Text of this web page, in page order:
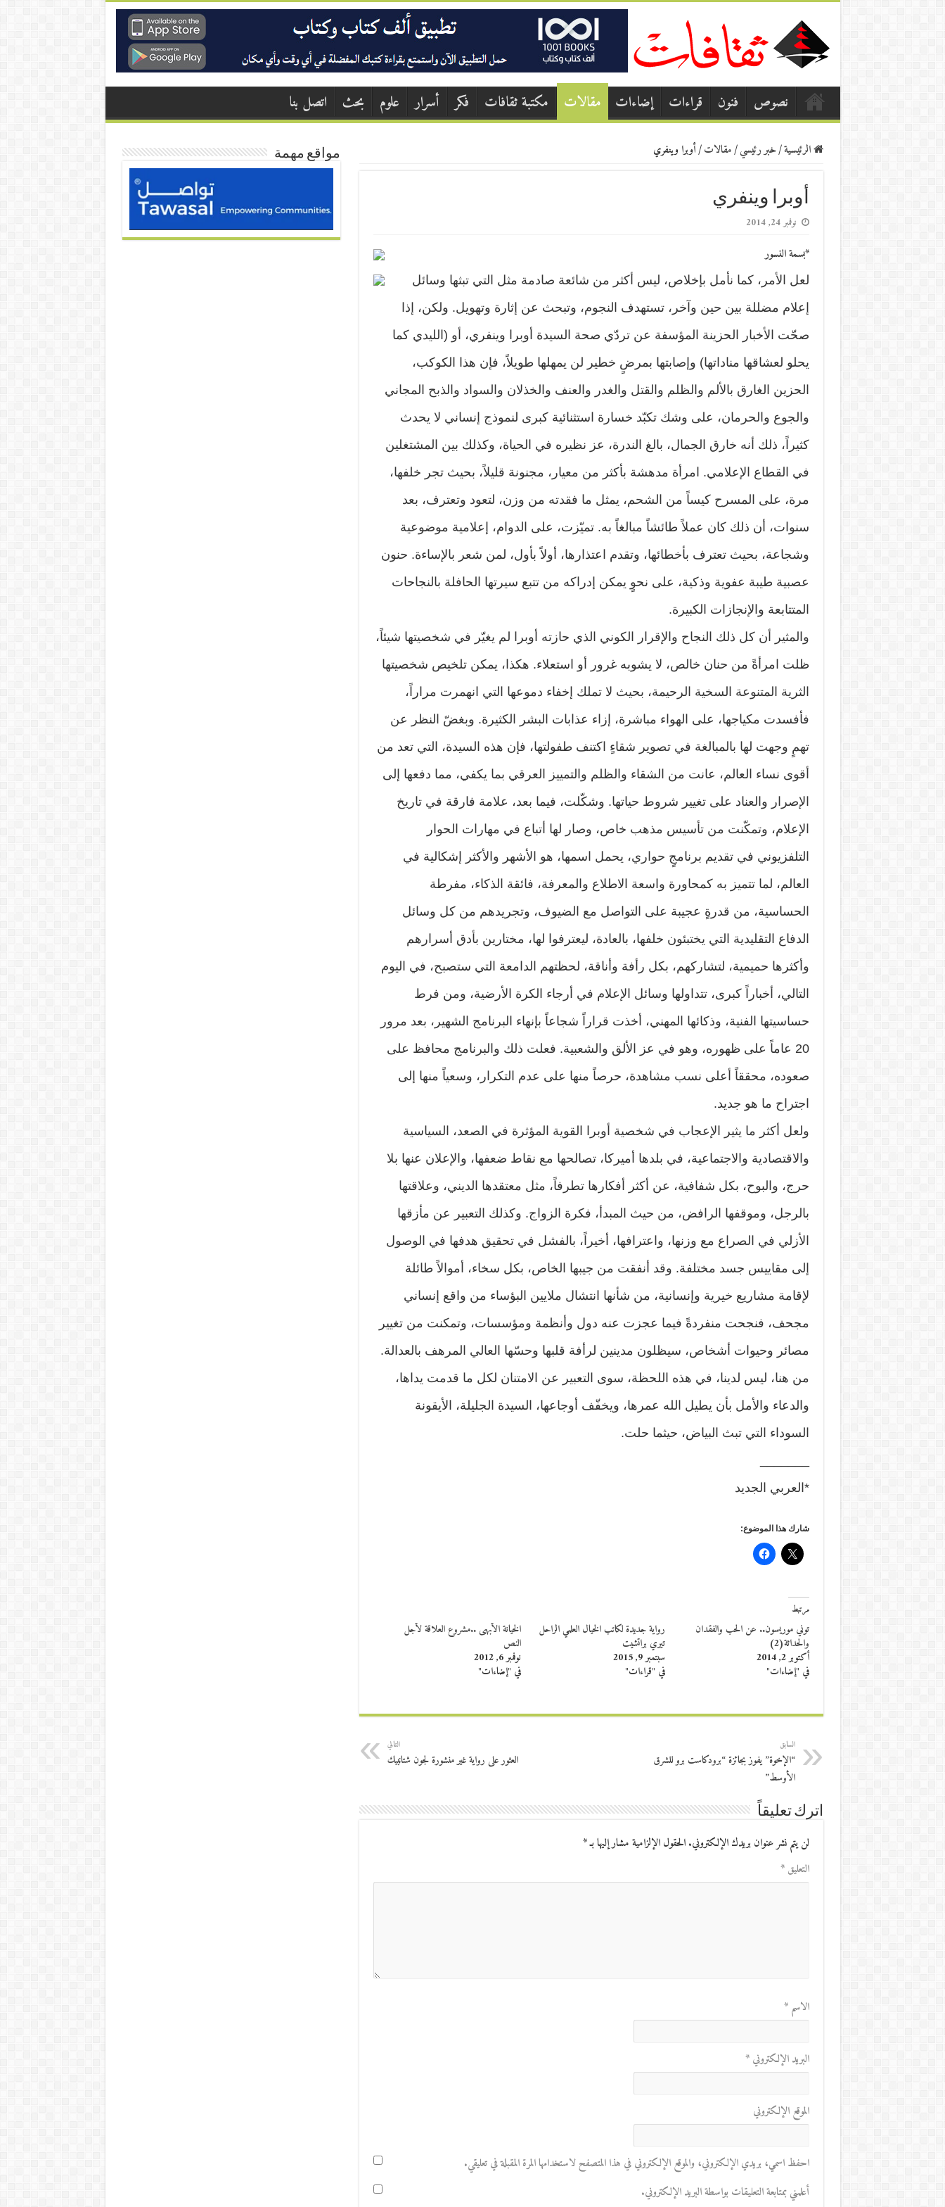
نصوص فنون قراءات إضاءات مقالات مكتبة ثقافات فكر أسرار علوم بحث اتصل بنا
الرئيسية/خبر رئيسي/مقالات/أوبرا وينفري
أوبرا وينفري
نوفمبر 24, 2014
*بسمة النسور
لعل الأمر، كما نأمل بإخلاص، ليس أكثر من شائعة صادمة مثل التي تبثها وسائل
إعلام مضللة بين حين وآخر، تستهدف النجوم، وتبحث عن إثارة وتهويل. ولكن، إذا
صحّت الأخبار الحزينة المؤسفة عن تردّي صحة السيدة أوبرا وينفري، أو (الليدي كما
يحلو لعشاقها مناداتها) وإصابتها بمرضٍ خطير لن يمهلها طويلاً، فإن هذا الكوكب،
الحزين الغارق بالألم والظلم والقتل والغدر والعنف والخذلان والسواد والذبح المجاني
والجوع والحرمان، على وشك تكبّد خسارة استثنائية كبرى لنموذج إنساني لا يحدث
كثيراً، ذلك أنه خارق الجمال، بالغ الندرة، عز نظيره في الحياة، وكذلك بين المشتغلين
في القطاع الإعلامي. امرأة مدهشة بأكثر من معيار، مجنونة قليلاً، بحيث تجر خلفها،
مرة، على المسرح كيساً من الشحم، يمثل ما فقدته من وزن، لتعود وتعترف، بعد
سنوات، أن ذلك كان عملاً طائشاً مبالغاً به. تميّزت، على الدوام، إعلامية موضوعية
وشجاعة، بحيث تعترف بأخطائها، وتقدم اعتذارها، أولاً بأول، لمن شعر بالإساءة. حنون
عصبية طيبة عفوية وذكية، على نحوٍ يمكن إدراكه من تتبع سيرتها الحافلة بالنجاحات
المتتابعة والإنجازات الكبيرة.
والمثير أن كل ذلك النجاح والإقرار الكوني الذي حازته أوبرا لم يغيّر في شخصيتها شيئاً،
ظلت امرأةً من حنان خالص، لا يشوبه غرور أو استعلاء. هكذا، يمكن تلخيص شخصيتها
الثرية المتنوعة السخية الرحيمة، بحيث لا تملك إخفاء دموعها التي انهمرت مراراً،
فأفسدت مكياجها، على الهواء مباشرة، إزاء عذابات البشر الكثيرة. وبغضّ النظر عن
تهمٍ وجهت لها بالمبالغة في تصوير شقاءٍ اكتنف طفولتها، فإن هذه السيدة، التي تعد من
أقوى نساء العالم، عانت من الشقاء والظلم والتمييز العرقي بما يكفي، مما دفعها إلى
الإصرار والعناد على تغيير شروط حياتها. وشكّلت، فيما بعد، علامة فارقة في تاريخ
الإعلام، وتمكّنت من تأسيس مذهب خاص، وصار لها أتباع في مهارات الحوار
التلفزيوني في تقديم برنامجٍ حواري، يحمل اسمها، هو الأشهر والأكثر إشكالية في
العالم، لما تتميز به كمحاورة واسعة الاطلاع والمعرفة، فائقة الذكاء، مفرطة
الحساسية، من قدرةٍ عجيبة على التواصل مع الضيوف، وتجريدهم من كل وسائل
الدفاع التقليدية التي يختبئون خلفها، بالعادة، ليعترفوا لها، مختارين بأدق أسرارهم
وأكثرها حميمية، لتشاركهم، بكل رأفة وأناقة، لحظتهم الدامعة التي ستصبح، في اليوم
التالي، أخباراً كبرى، تتداولها وسائل الإعلام في أرجاء الكرة الأرضية، ومن فرط
حساسيتها الفنية، وذكائها المهني، أخذت قراراً شجاعاً بإنهاء البرنامج الشهير، بعد مرور
20 عاماً على ظهوره، وهو في عز الألق والشعبية. فعلت ذلك والبرنامج محافظ على
صعوده، محققاً أعلى نسب مشاهدة، حرصاً منها على عدم التكرار، وسعياً منها إلى
اجتراح ما هو جديد.
ولعل أكثر ما يثير الإعجاب في شخصية أوبرا القوية المؤثرة في الصعد، السياسية
والاقتصادية والاجتماعية، في بلدها أميركا، تصالحها مع نقاط ضعفها، والإعلان عنها بلا
حرج، والبوح، بكل شفافية، عن أكثر أفكارها تطرفاً، مثل معتقدها الديني، وعلاقتها
بالرجل، وموقفها الرافض، من حيث المبدأ، فكرة الزواج. وكذلك التعبير عن مأزقها
الأزلي في الصراع مع وزنها، واعترافها، أخيراً، بالفشل في تحقيق هدفها في الوصول
إلى مقاييس جسد مختلفة. وقد أنفقت من جيبها الخاص، بكل سخاء، أموالاً طائلة
لإقامة مشاريع خيرية وإنسانية، من شأنها انتشال ملايين البؤساء من واقع إنساني
مجحف، فنجحت منفردةً فيما عجزت عنه دول وأنظمة ومؤسسات، وتمكنت من تغيير
مصائر وحيوات أشخاص، سيظلون مدينين لرأفة قلبها وحسّها العالي المرهف بالعدالة.
من هنا، ليس لدينا، في هذه اللحظة، سوى التعبير عن الامتنان لكل ما قدمت يداها،
والدعاء والأمل بأن يطيل الله عمرها، ويخفّف أوجاعها، السيدة الجليلة، الأيقونة
السوداء التي تبث البياض، حيثما حلت.
*العربي الجديد
شارك هذا الموضوع:
مرتبط
توني موريسون.. عن الحب والفقدان
والحداثة(2)
أكتوبر 2, 2014
في "إضاءات"
رواية جديدة لكاتب الخيال العلمي الراحل
تيري براتشيت
سبتمبر 9, 2015
في "قراءات"
الخيانة الأبهى ..مشروع العلاقة لأجل
النص
نوفمبر 6, 2012
في "إضاءات"
السابق
“الإخوة” يفوز بجائزة “برودكاست برو للشرق
الأوسط”
التالي
العثور على رواية غير منشورة لجون شتانبيك
اترك تعليقاً
لن يتم نشر عنوان بريدك الإلكتروني. الحقول الإلزامية مشار إليها بـ*
التعليق*
الاسم*
البريد الإلكتروني*
الموقع الإلكتروني
احفظ اسمي، بريدي الإلكتروني، والموقع الإلكتروني في هذا المتصفح لاستخدامها المرة المقبلة في تعليقي.
أعلمني بمتابعة التعليقات بواسطة البريد الإلكتروني.
مواقع مهمة